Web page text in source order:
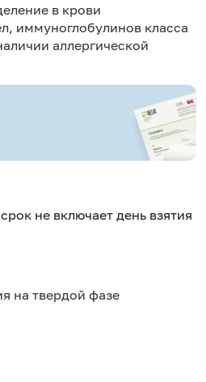
в крови
иммуноглобулинов класса
аллергической
не включает день взятия
на твердой фазе